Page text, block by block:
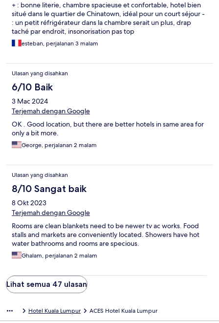
+ : bonne literie, chambre spacieuse et confortable, hotel bien
situé dans le quartier de Chinatown, idéal pour un court séjour -
: un petit réfrigérateur dans la chambre serait un plus, drap
taché par endroit, insonorisation pas top
esteban, perjalanan 3 malam
Ulasan yang disahkan
6/10 Baik
3 Mac 2024
Terjemah dengan Google
OK . Good location, but there are better hotels in same area for
only a bit more.
George, perjalanan 2 malam
Ulasan yang disahkan
8/10 Sangat baik
8 Okt 2023
Terjemah dengan Google
Rooms are clean blankets need to be newer tv ac works. Food
stalls and markets are conveniently located. Showers have hot
water bathrooms and rooms are specious.
Ghalam, perjalanan 2 malam
Lihat semua 47 ulasan
Hotel Kuala Lumpur ACES Hotel Kuala Lumpur